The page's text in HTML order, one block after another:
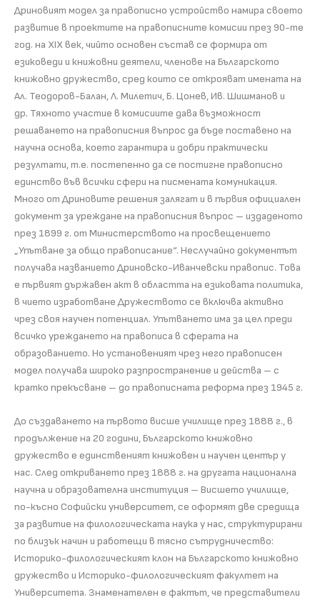
Дриновият модел за правописно устройство намира своето
развитие в проектите на правописните комисии през 90-те
год. на XIX век, чийто основен състав се формира от
езиковеди и книжовни деятели, членове на Българското
книжовно дружество, сред които се открояват имената на
Ал. Теодоров-Балан, Л. Милетич, Б. Цонев, Ив. Шишманов и
др. Тяхното участие в комисиите дава възможност
решаването на правописния въпрос да бъде поставено на
научна основа, което гарантира и добри практически
резултати, т.е. постепенно да се постигне правописно
единство във всички сфери на писмената комуникация.
Много от Дриновите решения залягат и в първия официален
документ за уреждане на правописния въпрос – издаденото
през 1899 г. от Министерството на просвещението
„Упътване за общо правописание“. Неслучайно документът
получава названието Дриновско-Иванчевски правопис. Това
е първият държавен акт в областта на езиковата политика,
в чието изработване Дружеството се включва активно
чрез своя научен потенциал. Упътването има за цел преди
всичко уреждането на правописа в сферата на
образованието. Но установеният чрез него правописен
модел получава широко разпространение и действа – с
кратко прекъсване – до правописната реформа през 1945 г.
До създаването на първото висше училище през 1888 г., в
продължение на 20 години, Българското книжовно
дружество е единственият книжовен и научен център у
нас. След откриването през 1888 г. на другата национална
научна и образователна институция – Висшето училище,
по-късно Софийски университет, се оформят две средища
за развитие на филологическата наука у нас, структурирани
по близък начин и работещи в тясно сътрудничество:
Историко-филологическият клон на Българското книжовнo
дружество и Историко-филологическият факултет на
Университета. Знаменателен е фактът, че представители